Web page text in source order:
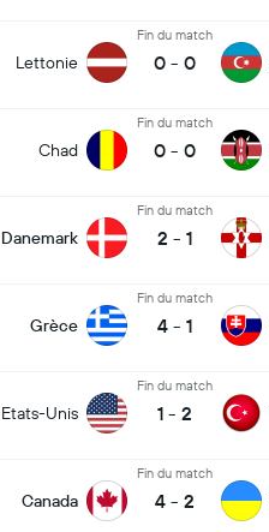
Lettonie
Fin du match
0 - 0
Chad
Fin du match
0 - 0
Danemark
Fin du match
2 - 1
Grèce
Fin du match
4 - 1
Etats-Unis
Fin du match
1 - 2
Canada
Fin du match
4 - 2